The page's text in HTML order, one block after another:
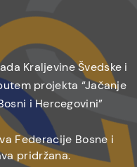
Kraljevine Švedske i
projekta “Jačanje
i Hercegovini”
Federacije Bosne i
pridržana.